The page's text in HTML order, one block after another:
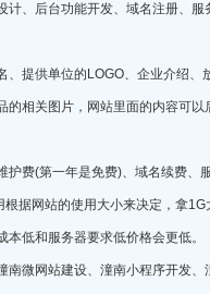
、后台功能开发、域名注册、服
提供单位的LOGO、企业介绍、
的相关图片，网站里面的内容可
费(第一年是免费)、域名续费、
据网站的使用大小来决定，拿
低和服务器要求低价格会更低。
微网站建设、潼南小程序开发、